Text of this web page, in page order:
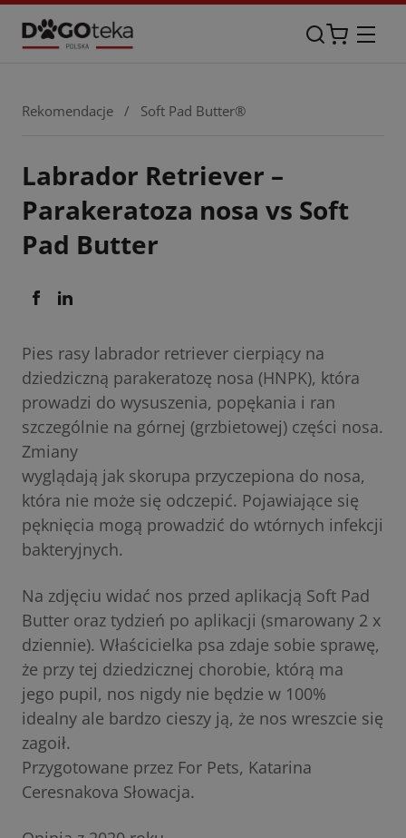
Rekomendacje / Soft Pad Butter®
Labrador Retriever –
Parakeratoza nosa vs Soft
Pad Butter
Pies rasy labrador retriever cierpiący na
dziedziczną parakeratozę nosa (HNPK), która
prowadzi do wysuszenia, popękania i ran
szczególnie na górnej (grzbietowej) części nosa.
Zmiany
wyglądają jak skorupa przyczepiona do nosa,
która nie może się odczepić. Pojawiające się
pęknięcia mogą prowadzić do wtórnych infekcji
bakteryjnych.
Na zdjęciu widać nos przed aplikacją Soft Pad
Butter oraz tydzień po aplikacji (smarowany 2 x
dziennie). Właścicielka psa zdaje sobie sprawę,
że przy tej dziedzicznej chorobie, którą ma
jego pupil, nos nigdy nie będzie w 100%
idealny ale bardzo cieszy ją, że nos wreszcie się
zagoił.
Przygotowane przez For Pets, Katarina
Ceresnakova Słowacja.